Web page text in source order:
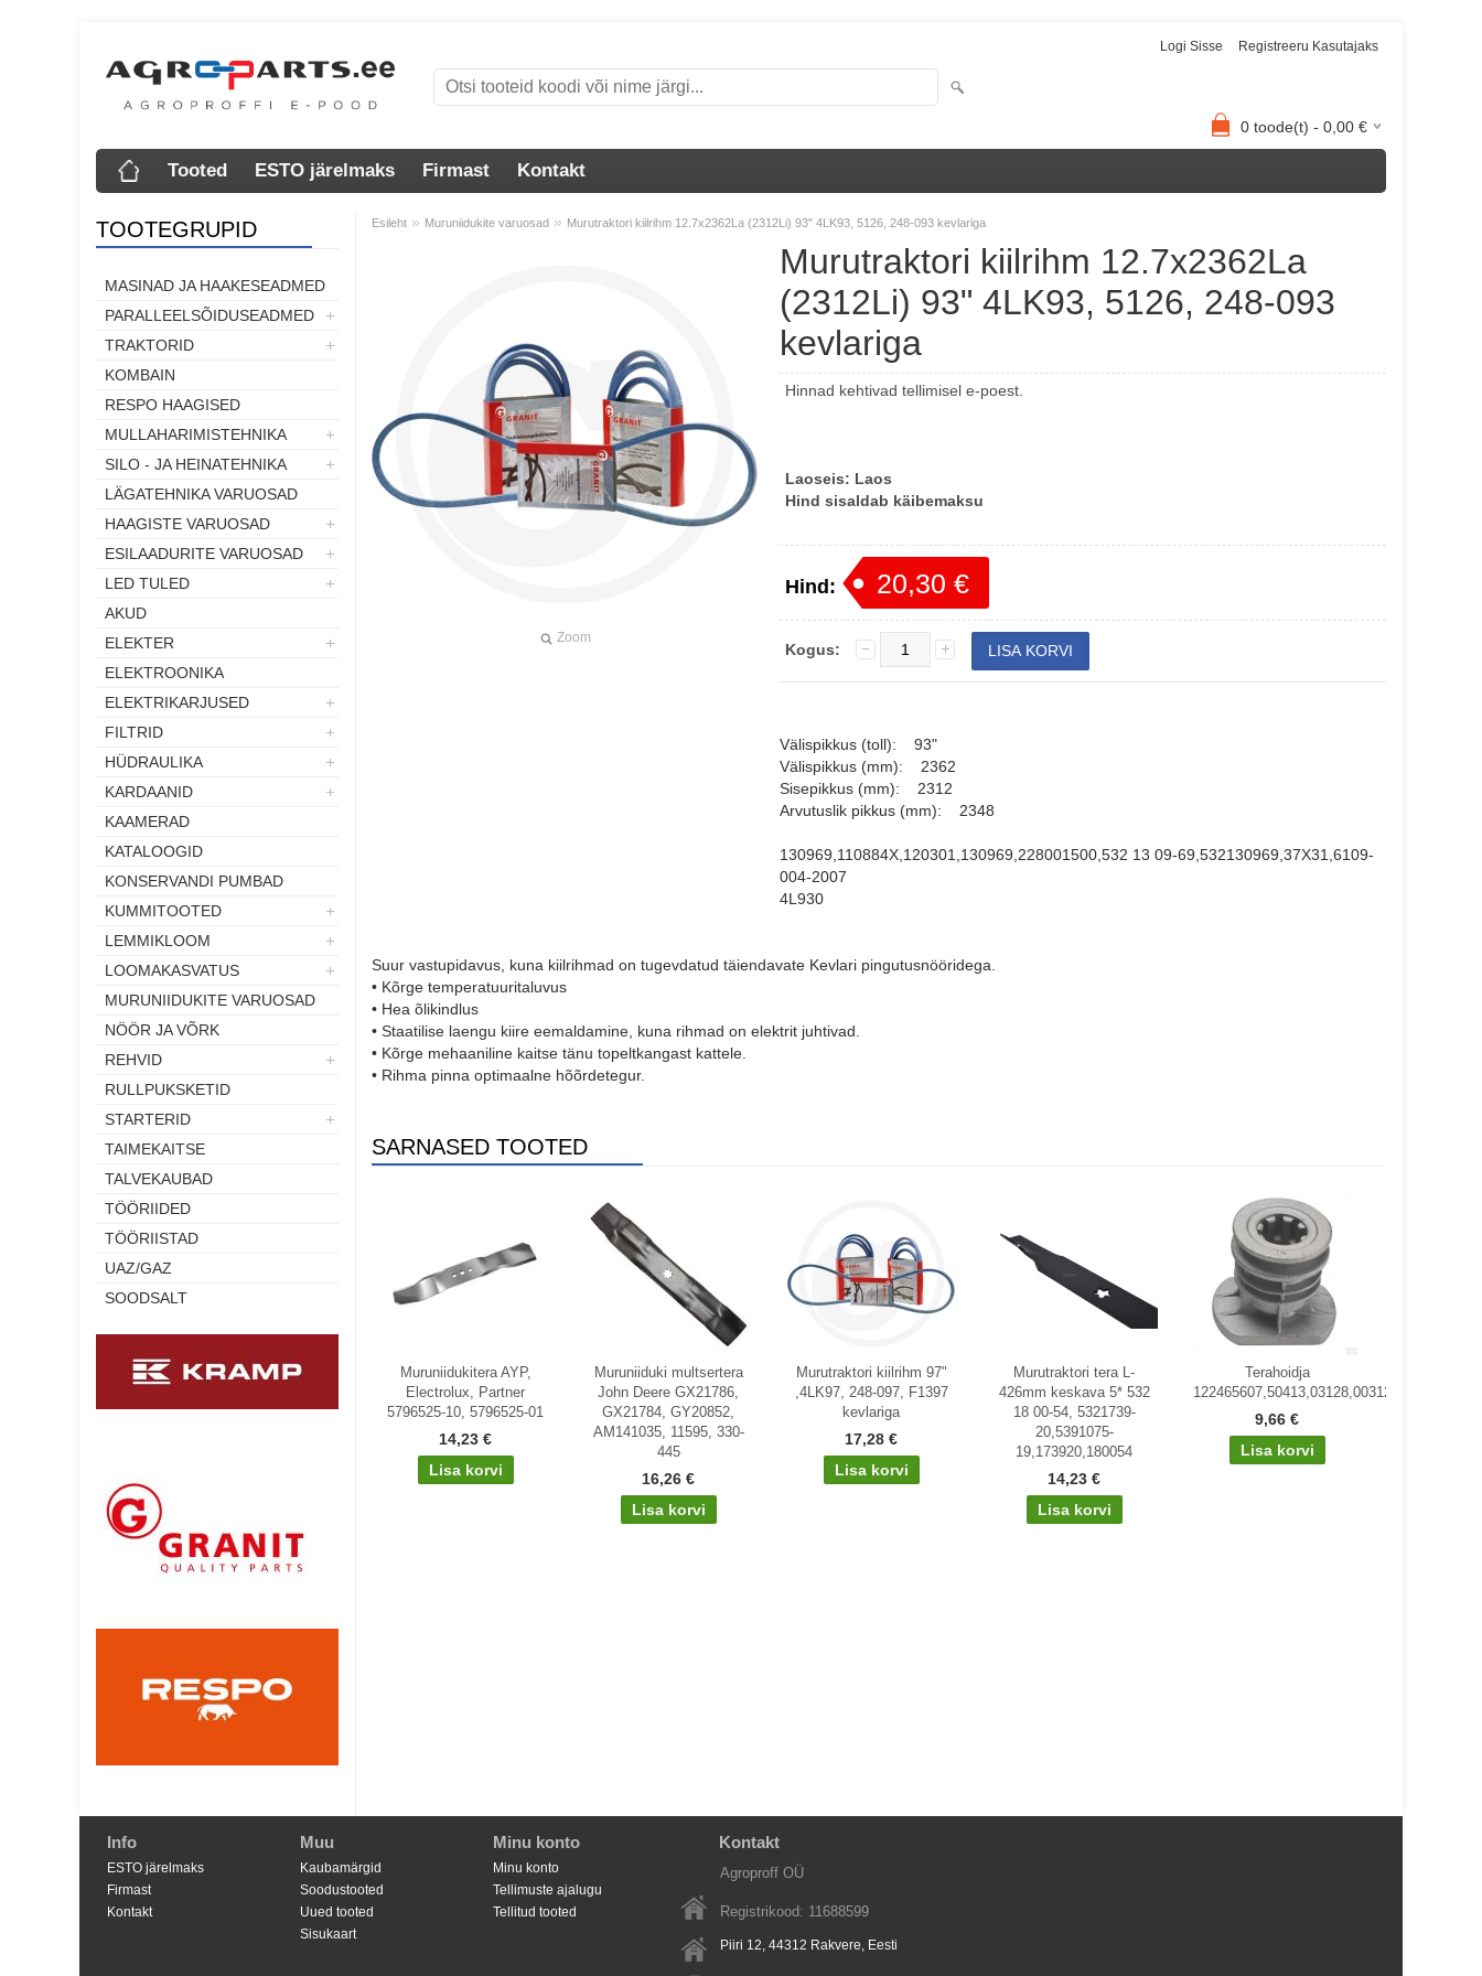
Logi Sisse Registreeru Kasutajaks
0 toode(t) - 0,00 €
Tooted ESTO järelmaks Firmast Kontakt
TOOTEGRUPID
MASINAD JA HAAKESEADMED
PARALLEELSÕIDUSEADMED
TRAKTORID
KOMBAIN
RESPO HAAGISED
MULLAHARIMISTEHNIKA
SILO - JA HEINATEHNIKA
LÄGATEHNIKA VARUOSAD
HAAGISTE VARUOSAD
ESILAADURITE VARUOSAD
LED TULED
AKUD
ELEKTER
ELEKTROONIKA
ELEKTRIKARJUSED
FILTRID
HÜDRAULIKA
KARDAANID
KAAMERAD
KATALOOGID
KONSERVANDI PUMBAD
KUMMITOOTED
LEMMIKLOOM
LOOMAKASVATUS
MURUNIIDUKITE VARUOSAD
NÖÖR JA VÕRK
REHVID
RULLPUKSKETID
STARTERID
TAIMEKAITSE
TALVEKAUBAD
TÖÖRIIDED
TÖÖRIISTAD
UAZ/GAZ
SOODSALT
Esileht » Muruniidukite varuosad » Murutraktori kiilrihm 12.7x2362La (2312Li) 93" 4LK93, 5126, 248-093 kevlariga
Zoom
Murutraktori kiilrihm 12.7x2362La
(2312Li) 93" 4LK93, 5126, 248-093
kevlariga
Hinnad kehtivad tellimisel e-poest.
Laoseis: Laos
Hind sisaldab käibemaksu
Hind: 20,30 €
Kogus:
Välispikkus (toll): 93"
Välispikkus (mm): 2362
Sisepikkus (mm): 2312
Arvutuslik pikkus (mm): 2348
130969,110884X,120301,130969,228001500,532 13 09-69,532130969,37X31,6109-
004-2007
4L930
Suur vastupidavus, kuna kiilrihmad on tugevdatud täiendavate Kevlari pingutusnööridega.
• Kõrge temperatuuritaluvus
• Hea õlikindlus
• Staatilise laengu kiire eemaldamine, kuna rihmad on elektrit juhtivad.
• Kõrge mehaaniline kaitse tänu topeltkangast kattele.
• Rihma pinna optimaalne hõõrdetegur.
SARNASED TOOTED
Muruniidukitera AYP,
Electrolux, Partner
5796525-10, 5796525-01
14,23 €
Muruniiduki multsertera
John Deere GX21786,
GX21784, GY20852,
AM141035, 11595, 330-
445
16,26 €
Murutraktori kiilrihm 97"
,4LK97, 248-097, F1397
kevlariga
17,28 €
Murutraktori tera L-
426mm keskava 5* 532
18 00-54, 5321739-
20,5391075-
19,173920,180054
14,23 €
Terahoidja
122465607,50413,03128,003128,Iseki
9,66 €
Info
ESTO järelmaks
Firmast
Kontakt
Muu
Kaubamärgid
Soodustooted
Uued tooted
Sisukaart
Minu konto
Minu konto
Tellimuste ajalugu
Tellitud tooted
Kontakt
Agroproff OÜ
Registrikood: 11688599
Piiri 12, 44312 Rakvere, Eesti